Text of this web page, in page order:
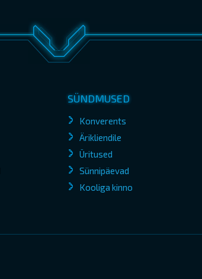
SÜNDMUSED
Konverents
Ärikliendile
Üritused
Sünnipäevad
Kooliga kinno